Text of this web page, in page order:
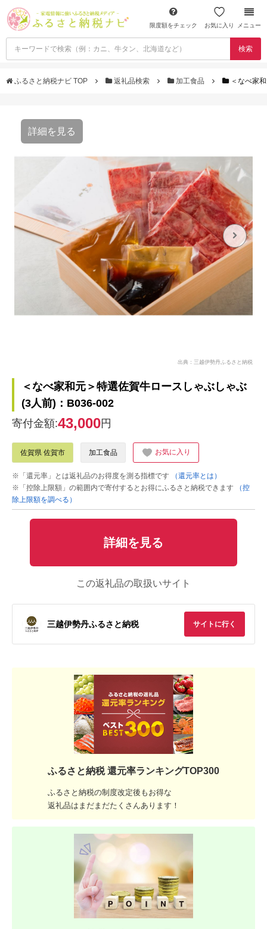
限度額をチェック お気に入り メニュー
検索
ふるさと納税ナビ TOP 返礼品検索 加工食品 ＜なべ家
詳細を見る
出典：三越伊勢丹ふるさと納税
＜なべ家和元＞特選佐賀牛ロースしゃぶしゃぶ
(3人前)：B036-002
寄付金額:43,000円
佐賀県 佐賀市 加工食品 お気に入り
※「還元率」とは返礼品のお得度を測る指標です
（還元率とは）
※「控除上限額」の範囲内で寄付するとお得にふるさと納税できます
（控
除上限額を調べる）
詳細を見る
この返礼品の取扱いサイト
三越伊勢丹ふるさと納税 サイトに行く
ふるさと納税 還元率ランキングTOP300
ふるさと納税の制度改定後もお得な
返礼品はまだまだたくさんあります！